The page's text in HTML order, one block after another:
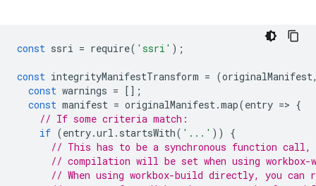
const ssri = require( 'ssri' );
const integrityManifestTransform = (originalManifest
const warnings = [];
const manifest = originalManifest.map(entry => {
// If some criteria match:
if (entry.url . startsWith( '...' ))
{
// This has to be a synchronous function call,
// compilation will be set when using workbox-
// When using workbox-build directly, you